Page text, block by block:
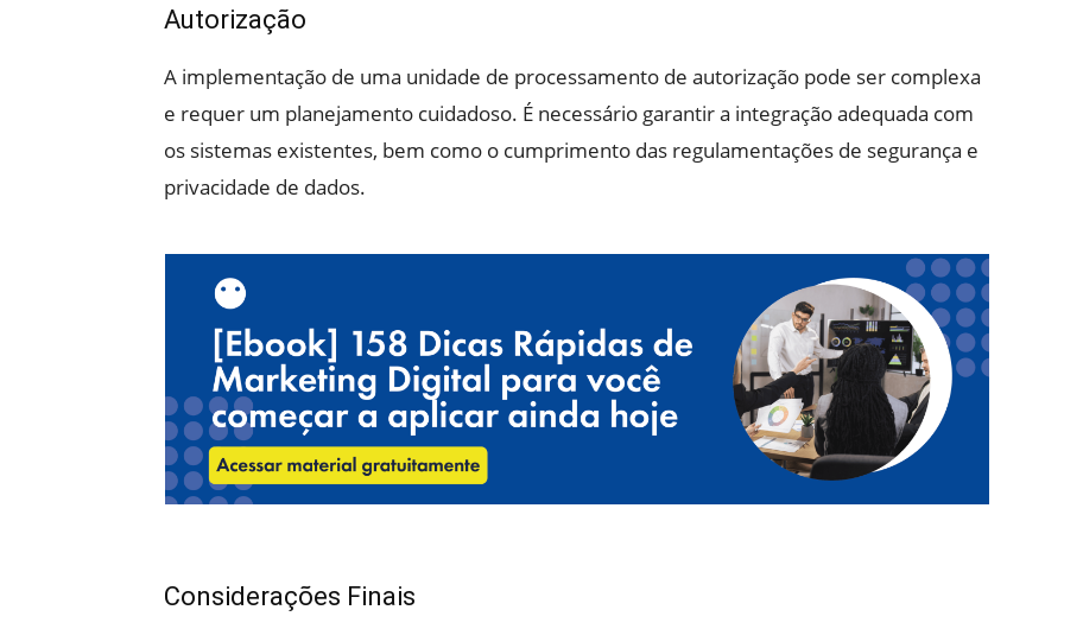
Autorização
A implementação de uma unidade de processamento de autorização pode ser complexa
e requer um planejamento cuidadoso. É necessário garantir a integração adequada com
os sistemas existentes, bem como o cumprimento das regulamentações de segurança e
privacidade de dados.
Considerações Finais